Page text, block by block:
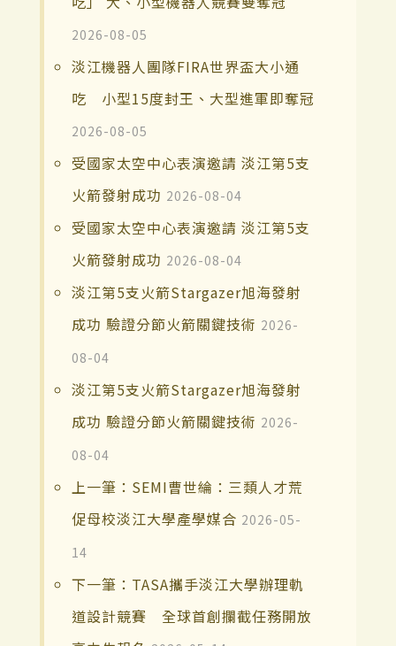
2026-08-05
淡江機器人團隊FIRA世界盃大小通
吃 小型15度封王、大型進軍即奪冠
2026-08-05
受國家太空中心表演邀請 淡江第5支
火箭發射成功 2026-08-04
受國家太空中心表演邀請 淡江第5支
火箭發射成功 2026-08-04
淡江第5支火箭Stargazer旭海發射
成功 驗證分節火箭關鍵技術 2026-
08-04
淡江第5支火箭Stargazer旭海發射
成功 驗證分節火箭關鍵技術 2026-
08-04
上一筆：SEMI曹世綸：三類人才荒
促母校淡江大學產學媒合 2026-05-
14
下一筆：TASA攜手淡江大學辦理軌
道設計競賽 全球首創攔截任務開放